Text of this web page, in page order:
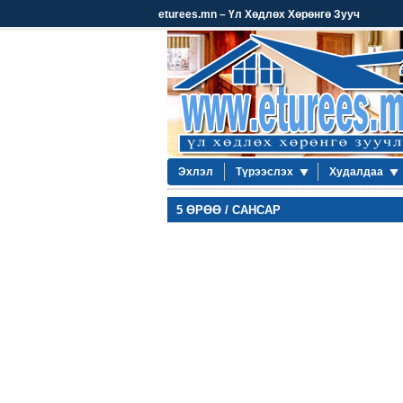
eturees.mn – Үл Хөдлөх Хөрөнгө Зууч
Эхлэл Түрээслэх Худалдаа
5 ӨРӨӨ / САНСАР